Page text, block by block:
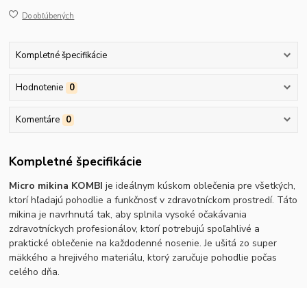
Do obľúbených
Kompletné špecifikácie
Hodnotenie 0
Komentáre 0
Kompletné špecifikácie
Micro mikina KOMBIje ideálnym kúskom oblečenia pre všetkých,
ktorí hľadajú pohodlie a funkčnosť v zdravotníckom prostredí. Táto
mikina je navrhnutá tak, aby splnila vysoké očakávania
zdravotníckych profesionálov, ktorí potrebujú spoľahlivé a
praktické oblečenie na každodenné nosenie. Je ušitá zo super
mäkkého a hrejivého materiálu, ktorý zaručuje pohodlie počas
celého dňa.